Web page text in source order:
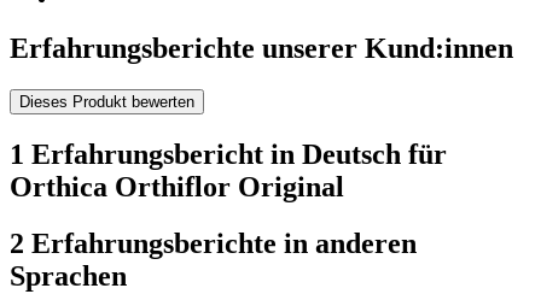
Erfahrungsberichte unserer Kund:innen
Dieses Produkt bewerten
1 Erfahrungsbericht in Deutsch für
Orthica Orthiflor Original
2 Erfahrungsberichte in anderen
Sprachen